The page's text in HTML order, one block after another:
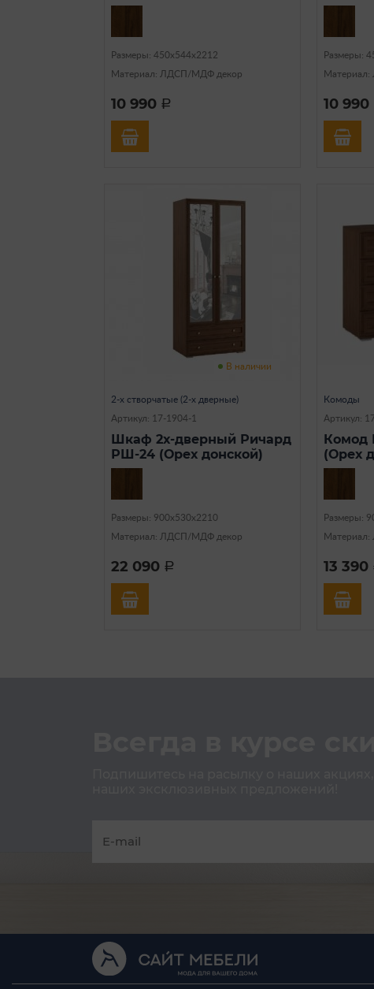
Размеры: 450х544х2212
Материал: ЛДСП/МДФ декор
10 990 a
Размеры:
10 990
В наличии
2-х створчатые (2-х дверные)
Артикул: 17-1904-1
Шкаф 2х-дверный Ричард
РШ-24 (Орех донской)
Размеры: 900х530х2210
Материал: ЛДСП/МДФ декор
22 090 a
Комоды
Артикул:
Комод
(Орех
Размеры:
13 390